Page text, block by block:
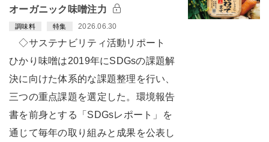
オーガニック味噌注力
調味料 特集 2026.06.30
◇サステナビリティ活動リポート
ひかり味噌は2019年にSDGsの課題解
決に向けた体系的な課題整理を行い、
三つの重点課題を選定した。環境報告
書を前身とする「SDGsレポート」を
通じて毎年の取り組みと成果を公表し